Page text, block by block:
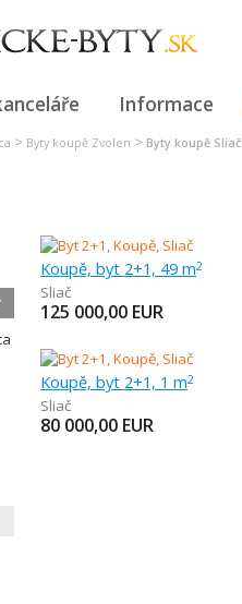
Informace
> Byty koupě Zvolen > Byty koupě Sliač
Koupě, byt 2+1, 49 m2
Sliač
125 000,00 EUR
Koupě, byt 2+1, 1 m2
Sliač
80 000,00 EUR